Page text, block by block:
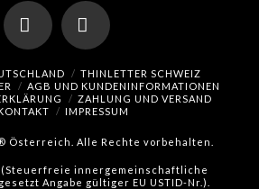
FacebookInstagram
THINLETTER SCHWEIZ
AGB UND KUNDENINFORMATIONEN
ZAHLUNG UND VERSAND
IMPRESSUM
Österreich. Alle Rechte vorbehalten.
innergemeinschaftliche
Angabe gültiger EU USTID-Nr.).